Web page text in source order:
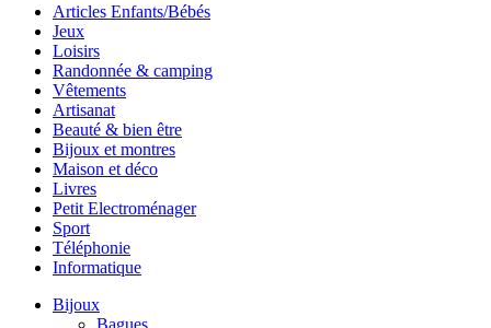
Articles Enfants/Bébés
Jeux
Loisirs
Randonnée & camping
Vêtements
Artisanat
Beauté & bien être
Bijoux et montres
Maison et déco
Livres
Petit Electroménager
Sport
Téléphonie
Informatique
Bijoux
Bagues